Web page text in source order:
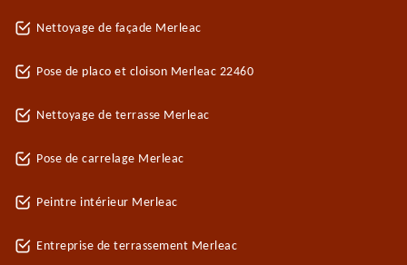
Nettoyage de façade Merleac
Pose de placo et cloison Merleac 22460
Nettoyage de terrasse Merleac
Pose de carrelage Merleac
Peintre intérieur Merleac
Entreprise de terrassement Merleac